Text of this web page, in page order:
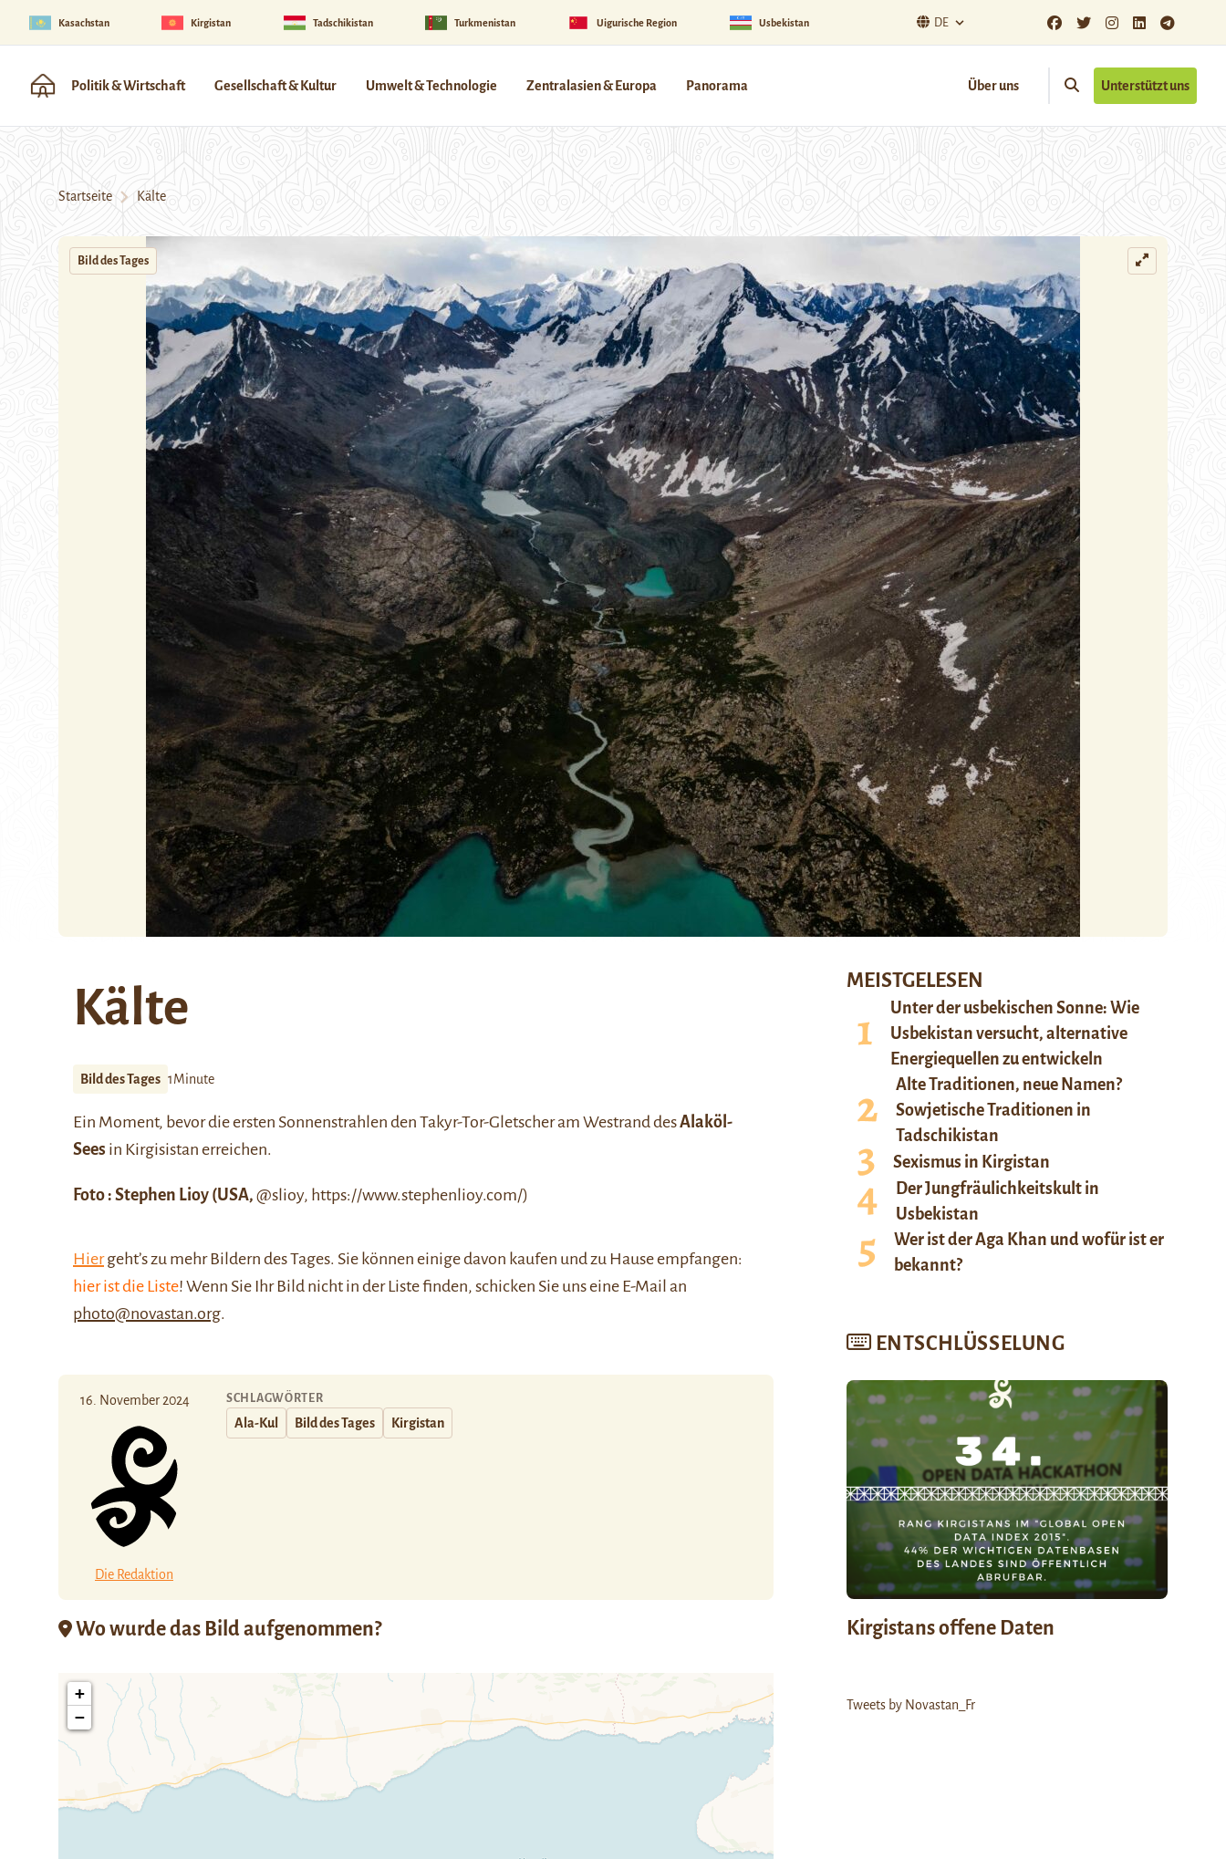
Kasachstan Kirgistan Tadschikistan Turkmenistan Uigurische Region Usbekistan DE
Politik & Wirtschaft Gesellschaft & Kultur Umwelt & Technologie Zentralasien & Europa Panorama Über uns Unterstützt uns
Startseite Kälte
Bild des Tages
Kälte
Bild des Tages 1Minute
Ein Moment, bevor die ersten Sonnenstrahlen den Takyr-Tor-Gletscher am Westrand desAlaköl-
Sees in Kirgisistan erreichen.
Foto : Stephen Lioy (USA, @slioy, https://www.stephenlioy.com/)
Hiergeht’s zu mehr Bildern des Tages. Sie können einige davon kaufen und zu Hause empfangen:
hier ist die Liste! Wenn Sie Ihr Bild nicht in der Liste finden, schicken Sie uns eine E-Mail an
photo@novastan.org.
16. November 2024
Die Redaktion
SCHLAGWÖRTER
Ala-Kul Bild des Tages Kirgistan
Wo wurde das Bild aufgenommen?
+
−
MEISTGELESEN
Unter der usbekischen Sonne: Wie
Usbekistan versucht, alternative
Energiequellen zu entwickeln
Alte Traditionen, neue Namen?
Sowjetische Traditionen in
Tadschikistan
Sexismus in Kirgistan
Der Jungfräulichkeitskult in
Usbekistan
Wer ist der Aga Khan und wofür ist er
bekannt?
ENTSCHLÜSSELUNG
Kirgistans offene Daten
Tweets by Novastan_Fr